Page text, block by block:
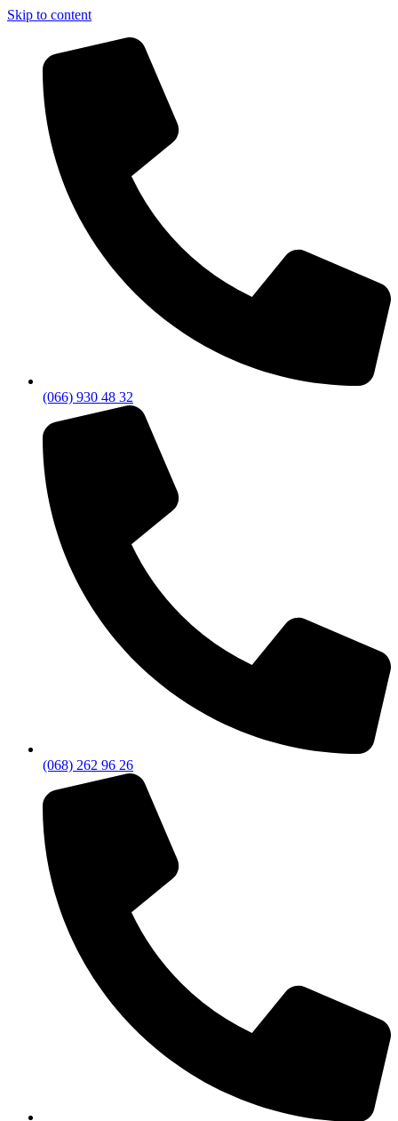
Skip to content
(066) 930 48 32
(068) 262 96 26